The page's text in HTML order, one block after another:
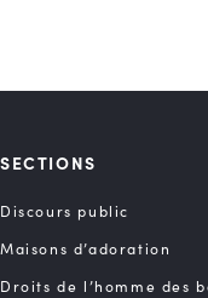
SECTIONS
Discours public
Maisons d’adoration
Droits de l’homme des